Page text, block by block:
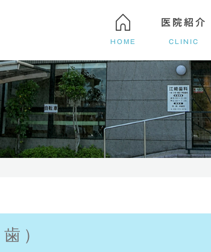
HOME
医院紹介
CLINIC
アクセス・診療時間
親知らずの抜歯 審美治療
マウスピース矯正（インビザライン）
）